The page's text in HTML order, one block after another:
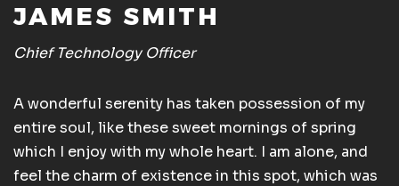
JAMES SMITH
Chief Technology Officer
A wonderful serenity has taken possession of my
entire soul, like these sweet mornings of spring
which I enjoy with my whole heart. I am alone, and
feel the charm of existence in this spot, which was